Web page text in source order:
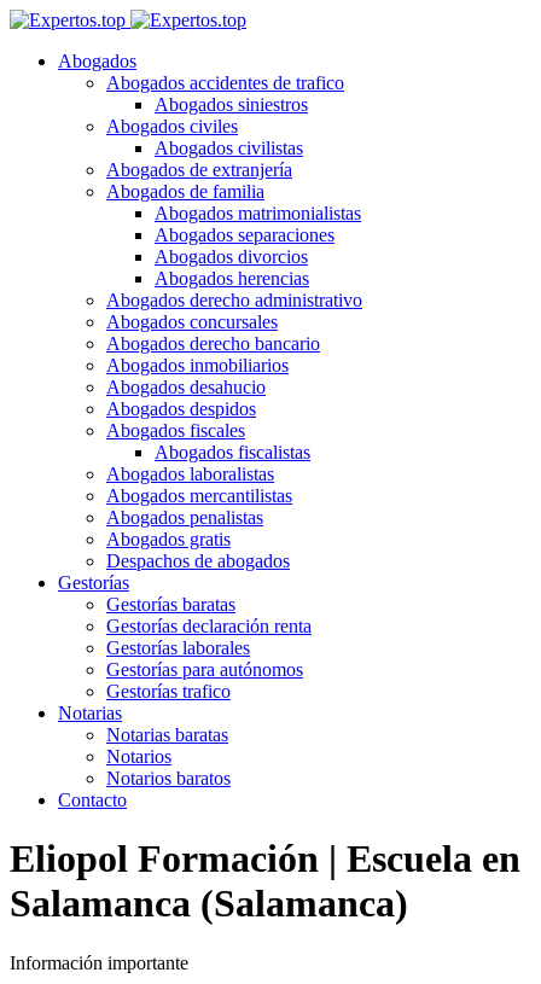
Abogados
Abogados accidentes de trafico
Abogados siniestros
Abogados civiles
Abogados civilistas
Abogados de extranjería
Abogados de familia
Abogados matrimonialistas
Abogados separaciones
Abogados divorcios
Abogados herencias
Abogados derecho administrativo
Abogados concursales
Abogados derecho bancario
Abogados inmobiliarios
Abogados desahucio
Abogados despidos
Abogados fiscales
Abogados fiscalistas
Abogados laboralistas
Abogados mercantilistas
Abogados penalistas
Abogados gratis
Despachos de abogados
Gestorías
Gestorías baratas
Gestorías declaración renta
Gestorías laborales
Gestorías para autónomos
Gestorías trafico
Notarias
Notarias baratas
Notarios
Notarios baratos
Contacto
Eliopol Formación | Escuela en
Salamanca (Salamanca)
Información importante